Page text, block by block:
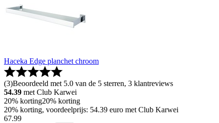
Haceka Edge planchet chroom
(3)Beoordeeld met 5.0 van de 5 sterren, 3 klantreviews
54.39 met Club Karwei
20% korting20% korting
20% korting, voordeelprijs: 54.39 euro met Club Karwei
67.99